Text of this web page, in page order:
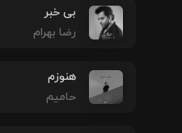
بی خبر
رضا بهرام
هنوزم
حامیم